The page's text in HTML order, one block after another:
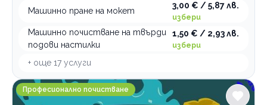
Машинно пране на мокет
3,00 € / 5,87 лв.
избери
Машинно почистване на твърди
подови настилки
1,50 € / 2,93 лв.
избери
+ още 17 услуги
Атт-Брилянт ООД Професионално почистване
Професионално почистване